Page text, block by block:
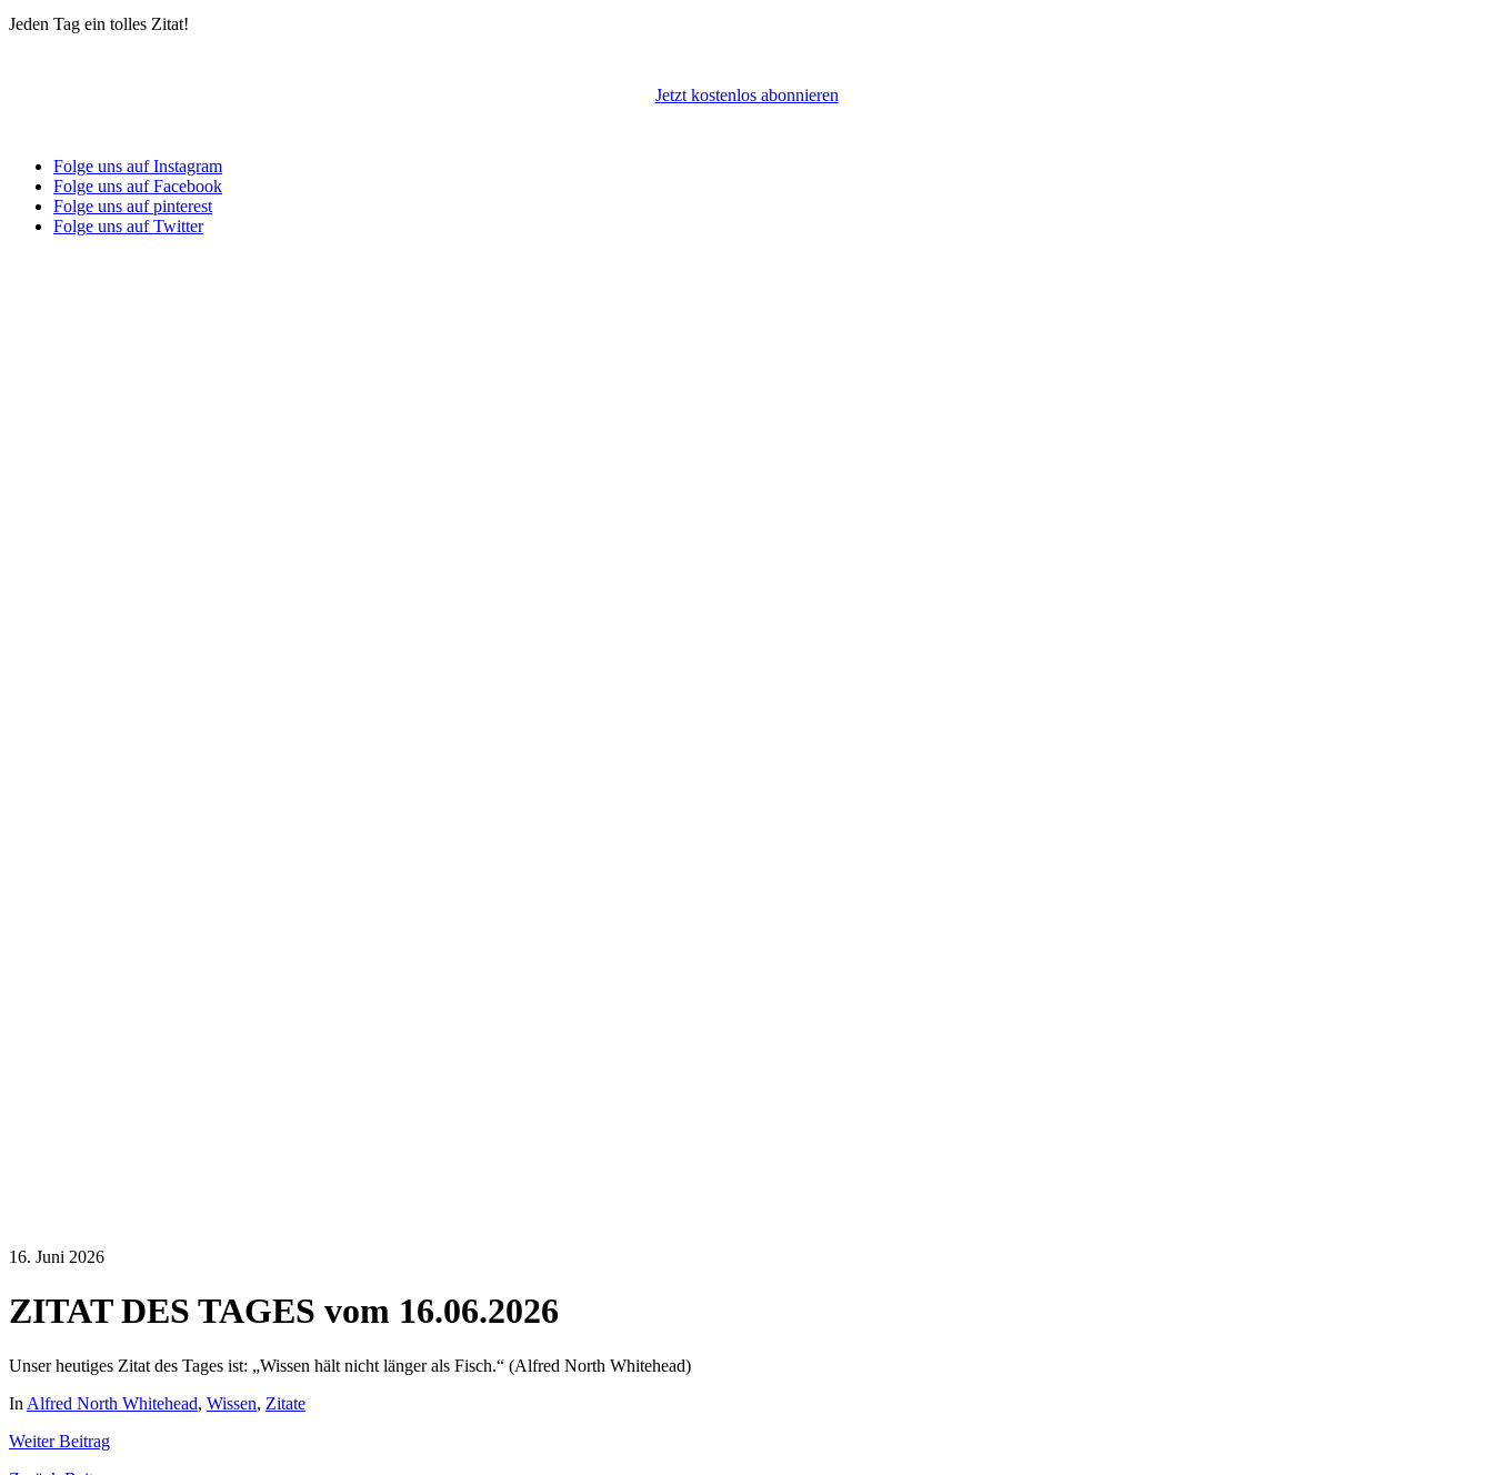
Jeden Tag ein tolles Zitat!
Jetzt kostenlos abonnieren
Folge uns auf Instagram
Folge uns auf Facebook
Folge uns auf pinterest
Folge uns auf Twitter
16. Juni 2026
ZITAT DES TAGES vom 16.06.2026
Unser heutiges Zitat des Tages ist: „Wissen hält nicht länger als Fisch.“ (Alfred North Whitehead)
In Alfred North Whitehead, Wissen, Zitate
WeiterBeitrag